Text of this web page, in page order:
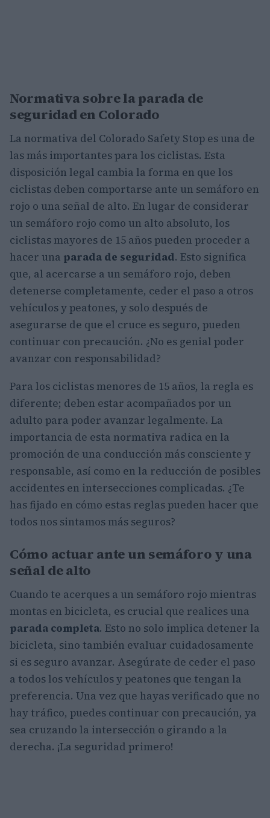
Normativa sobre la parada de
seguridad en Colorado
La normativa del Colorado Safety Stop es una de
las más importantes para los ciclistas. Esta
disposición legal cambia la forma en que los
ciclistas deben comportarse ante un semáforo en
rojo o una señal de alto. En lugar de considerar
un semáforo rojo como un alto absoluto, los
ciclistas mayores de 15 años pueden proceder a
hacer una parada de seguridad. Esto significa
que, al acercarse a un semáforo rojo, deben
detenerse completamente, ceder el paso a otros
vehículos y peatones, y solo después de
asegurarse de que el cruce es seguro, pueden
continuar con precaución. ¿No es genial poder
avanzar con responsabilidad?
Para los ciclistas menores de 15 años, la regla es
diferente; deben estar acompañados por un
adulto para poder avanzar legalmente. La
importancia de esta normativa radica en la
promoción de una conducción más consciente y
responsable, así como en la reducción de posibles
accidentes en intersecciones complicadas. ¿Te
has fijado en cómo estas reglas pueden hacer que
todos nos sintamos más seguros?
Cómo actuar ante un semáforo y una
señal de alto
Cuando te acerques a un semáforo rojo mientras
montas en bicicleta, es crucial que realices una
parada completa. Esto no solo implica detener la
bicicleta, sino también evaluar cuidadosamente
si es seguro avanzar. Asegúrate de ceder el paso
a todos los vehículos y peatones que tengan la
preferencia. Una vez que hayas verificado que no
hay tráfico, puedes continuar con precaución, ya
sea cruzando la intersección o girando a la
derecha. ¡La seguridad primero!